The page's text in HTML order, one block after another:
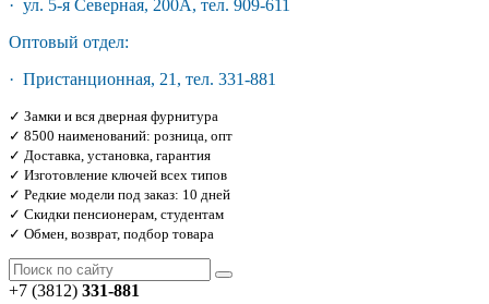
· ул. 5-я Северная, 200А, тел. 909-611
Оптовый отдел:
· Пристанционная, 21, тел. 331-881
✓ Замки и вся дверная фурнитура
✓ 8500 наименований: розница, опт
✓ Доставка, установка, гарантия
✓ Изготовление ключей всех типов
✓ Редкие модели под заказ: 10 дней
✓ Скидки пенсионерам, студентам
✓ Обмен, возврат, подбор товара
+7 (3812) 331-881